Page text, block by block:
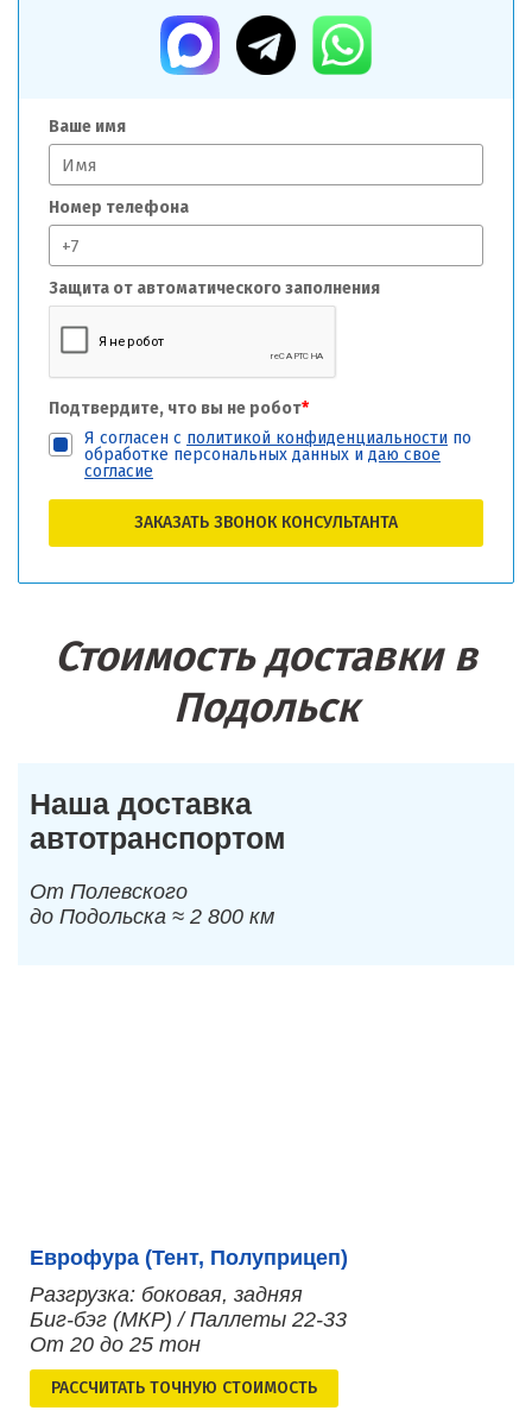
Ваше имя
Номер телефона
Защита от автоматического заполнения
Подтвердите, что вы не робот*
Я согласен с политикой конфиденциальности по
обработке персональных данных и даю свое
согласие
ЗАКАЗАТЬ ЗВОНОК КОНСУЛЬТАНТА
Стоимость доставки в
Подольск
Наша доставка
автотранспортом
От Полевского
до Подольска ≈ 2 800 км
Еврофура (Тент, Полуприцеп)
Разгрузка: боковая, задняя
Биг-бэг (МКР) / Паллеты 22-33
От 20 до 25 тон
РАСCЧИТАТЬ ТОЧНУЮ СТОИМОСТЬ